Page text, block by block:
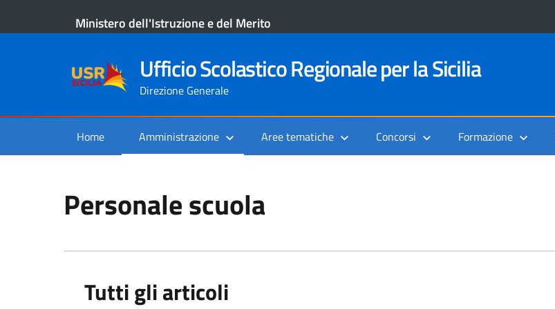
Ministero dell'Istruzione e del Merito
Ufficio Scolastico Regionale per la Sicilia
Direzione Generale
Home Amministrazione Aree tematiche Concorsi Formazione
Personale scuola
Tutti gli articoli